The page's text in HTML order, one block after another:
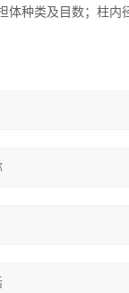
体种类及目数；柱内